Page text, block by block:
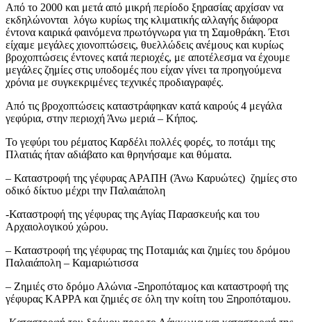
Από το 2000 και μετά από μικρή περίοδο ξηρασίας αρχίσαν να
εκδηλώνονται λόγω κυρίως της κλιματικής αλλαγής διάφορα
έντονα καιρικά φαινόμενα πρωτόγνωρα για τη Σαμοθράκη. Έτσι
είχαμε μεγάλες χιονοπτώσεις, θυελλώδεις ανέμους και κυρίως
βροχοπτώσεις έντονες κατά περιοχές, με αποτέλεσμα να έχουμε
μεγάλες ζημίες στις υποδομές που είχαν γίνει τα προηγούμενα
χρόνια με συγκεκριμένες τεχνικές προδιαγραφές.
Από τις βροχοπτώσεις καταστράφηκαν κατά καιρούς 4 μεγάλα
γεφύρια, στην περιοχή Άνω μεριά – Κήπος.
Το γεφύρι του ρέματος Καρδέλι πολλές φορές, το ποτάμι της
Πλατιάς ήταν αδιάβατο και θρηνήσαμε και θύματα.
– Καταστροφή της γέφυρας ΑΡΑΠΗ (Άνω Καρυώτες) ζημίες στο
οδικό δίκτυο μέχρι την Παλαιάπολη
-Καταστροφή της γέφυρας της Αγίας Παρασκευής και του
Αρχαιολογικού χώρου.
– Καταστροφή της γέφυρας της Ποταμιάς και ζημίες του δρόμου
Παλαιάπολη – Καμαριώτισσα
– Ζημιές στο δρόμο Αλώνια -Ξηροπόταμος και καταστροφή της
γέφυρας ΚΑΡΡΑ και ζημιές σε όλη την κοίτη του Ξηροπόταμου.